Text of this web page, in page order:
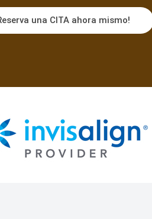
una CITA ahora mismo!